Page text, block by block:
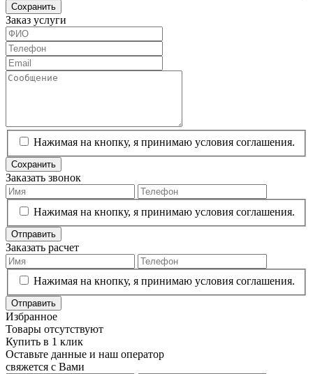
Сохранить
Заказ услуги
Нажимая на кнопку, я принимаю условия соглашения.
Сохранить
Заказать звонок
Нажимая на кнопку, я принимаю условия соглашения.
Отправить
Заказать расчет
Нажимая на кнопку, я принимаю условия соглашения.
Отправить
Избранное
Товары отсутствуют
Купить в 1 клик
Оставьте данные и наш оператор
свяжется с Вами